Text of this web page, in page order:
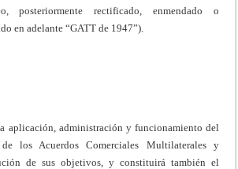
posteriormente rectificado, enmendado o
en adelante “GATT de 1947”).
aplicación, administración y funcionamiento del
los Acuerdos Comerciales Multilaterales y
de sus objetivos, y constituirá también el